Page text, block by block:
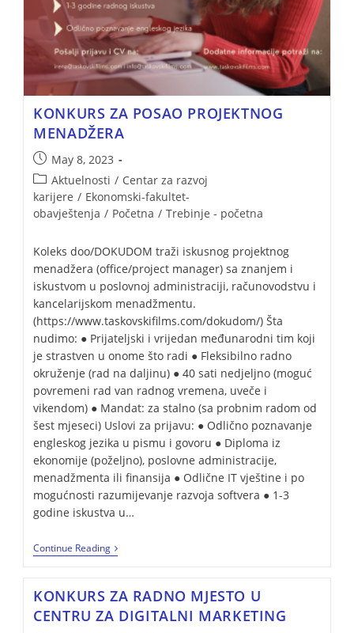
KONKURS ZA POSAO PROJEKTNOG
MENADŽERA
May 8, 2023
Aktuelnosti / Centar za razvoj
karijere / Ekonomski-fakultet-
obavještenja / Početna / Trebinje - početna
Koleks doo/DOKUDOM traži iskusnog projektnog
menadžera (office/project manager) sa znanjem i
iskustvom u poslovnoj administraciji, računovodstvu i
kancelarijskom menadžmentu.
(https://www.taskovskifilms.com/dokudom/) Šta
nudimo: ● Prijateljski i vrijedan međunarodni tim koji
je strastven u onome što radi ● Fleksibilno radno
okruženje (rad na daljinu) ● 40 sati nedjeljno (moguć
povremeni rad van radnog vremena, uveče i
vikendom) ● Mandat: za stalno (sa probnim radom od
šest mjeseci) Uslovi za prijavu: ● Odlično poznavanje
engleskog jezika u pismu i govoru ● Diploma iz
ekonomije (poželjno), poslovne administracije,
menadžmenta ili finansija ● Odlične IT vještine i po
mogućnosti razumijevanje razvoja softvera ● 1-3
godine iskustva u…
Continue Reading
KONKURS ZA RADNO MJESTO U
CENTRU ZA DIGITALNI MARKETING